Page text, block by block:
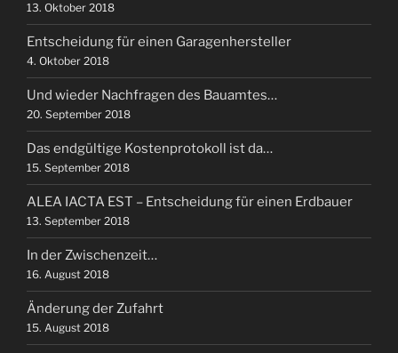
13. Oktober 2018
Entscheidung für einen Garagenhersteller
4. Oktober 2018
Und wieder Nachfragen des Bauamtes…
20. September 2018
Das endgültige Kostenprotokoll ist da…
15. September 2018
ALEA IACTA EST – Entscheidung für einen Erdbauer
13. September 2018
In der Zwischenzeit…
16. August 2018
Änderung der Zufahrt
15. August 2018